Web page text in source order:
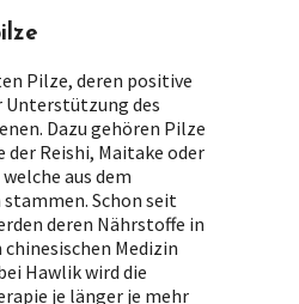
Pilze, deren positive
Unterstützung des
Dazu gehören Pilze
der Reishi, Maitake oder
aus dem
Schon seit
deren Nährstoffe in
Medizin
Hawlik wird die
je länger je mehr